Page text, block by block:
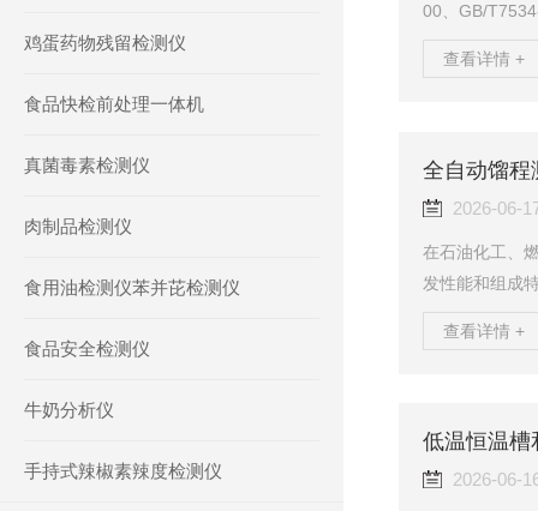
鸡蛋药物残留检测仪
食品快检前处理一体机
真菌毒素检测仪
肉制品检测仪
食用油检测仪苯并芘检测仪
食品安全检测仪
牛奶分析仪
手持式辣椒素辣度检测仪
00、GB/
脑油、煤油、
mL），半导体
查看详情 +
全自动馏程
2026-06-
在石油化工、
发性能和组成
测试工作。优
柴油及其他类
的检测解决...
查看详情 +
低温恒温槽
2026-06-